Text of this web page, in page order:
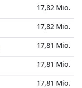
17,82 Mio.
17,82 Mio.
17,81 Mio.
17,81 Mio.
17,81 Mio.